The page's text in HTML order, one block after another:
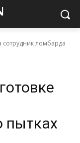
сотрудник ломбарда
пытках